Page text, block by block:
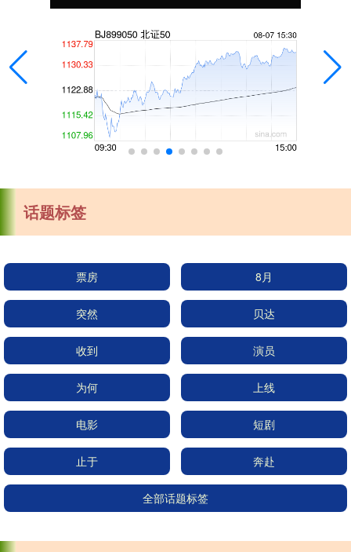
话题标签
票房 8月
突然 贝达
收到 演员
为何 上线
电影 短剧
止于 奔赴
全部话题标签